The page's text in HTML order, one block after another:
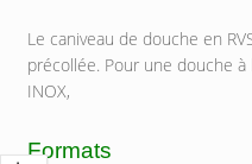
Le caniveau de douche en
précollée. Pour une douche à
INOX,
Formats